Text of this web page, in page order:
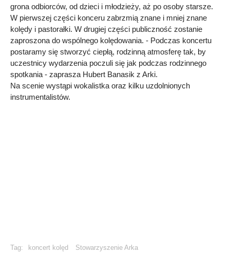
grona odbiorców, od dzieci i młodzieży, aż po osoby starsze.
W pierwszej części konceru zabrzmią znane i mniej znane
kolędy i pastorałki. W drugiej części publiczność zostanie
zaproszona do wspólnego kolędowania. - Podczas koncertu
postaramy się stworzyć ciepłą, rodzinną atmosferę tak, by
uczestnicy wydarzenia poczuli się jak podczas rodzinnego
spotkania - zaprasza Hubert Banasik z Arki.
Na scenie wystąpi wokalistka oraz kilku uzdolnionych
instrumentalistów.
Tag: koncert kolęd Stowarzyszenie Arka